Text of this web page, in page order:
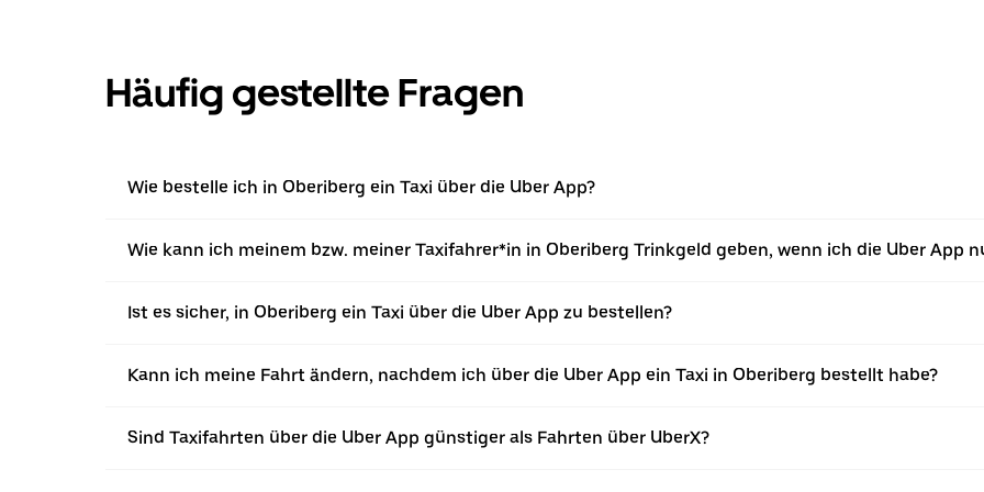
Häufig gestellte Fragen
Wie bestelle ich in Oberiberg ein Taxi über die Uber App?
Wie kann ich meinem bzw. meiner Taxifahrer*in in Oberiberg Trinkgeld geben, wenn ich die Uber App
Ist es sicher, in Oberiberg ein Taxi über die Uber App zu bestellen?
Kann ich meine Fahrt ändern, nachdem ich über die Uber App ein Taxi in Oberiberg bestellt habe?
Sind Taxifahrten über die Uber App günstiger als Fahrten über UberX?